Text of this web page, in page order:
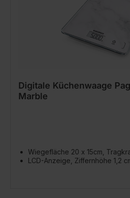
Digitale Küchenwaage
Marble
Wiegefläche 20 x 15cm,
LCD-Anzeige, Ziffernhöhe 1,2